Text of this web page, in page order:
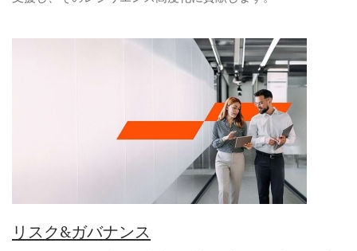
リスク&ガバナンス